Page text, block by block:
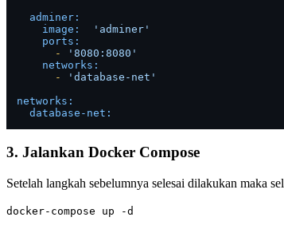
adminer:
image:
'adminer'
ports:
-
'8080:8080'
networks:
-
'database-net'
networks:
database-net:
3. Jalankan Docker Compose
Setelah langkah sebelumnya selesai dilakukan maka
docker-compose up -d